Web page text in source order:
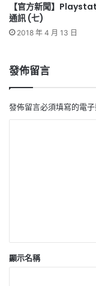
【官方新聞】
通訊 (七)
2018 年 4 月 13 日
發佈留言
發佈留言必須填寫的電
顯示名稱